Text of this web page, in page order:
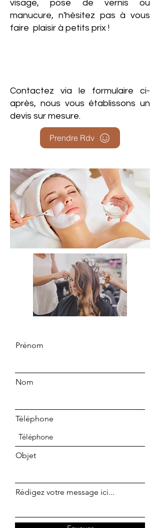
visage, pose de vernis ou
manucure, n'hésitez pas à vous
faire plaisir à petits prix !
Contactez via le formulaire ci-
après, nous vous établissons un
devis sur mesure.
Prendre Rdv
Prénom
Nom
Téléphone
Objet
Rédigez votre message ici...